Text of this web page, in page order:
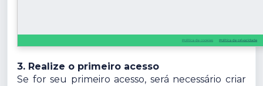
3. Realize o primeiro acesso
Se for seu primeiro acesso, será necessário criar